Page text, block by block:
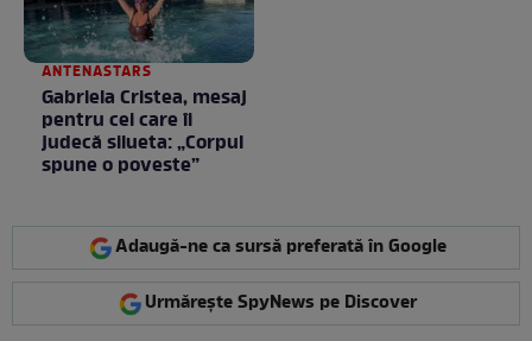
ANTENASTARS
Gabriela Cristea, mesaj
pentru cei care îi
judecă silueta: „Corpul
spune o poveste”
Adaugă-ne ca sursă preferată în Google
Urmărește SpyNews pe Discover